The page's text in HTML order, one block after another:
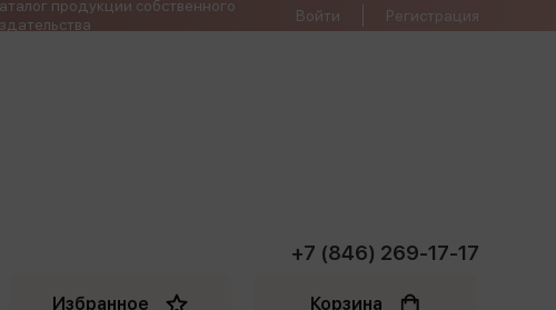
продукции собственного
Войти Регистрация
+7 (846) 269-17-17
Избранное Корзина